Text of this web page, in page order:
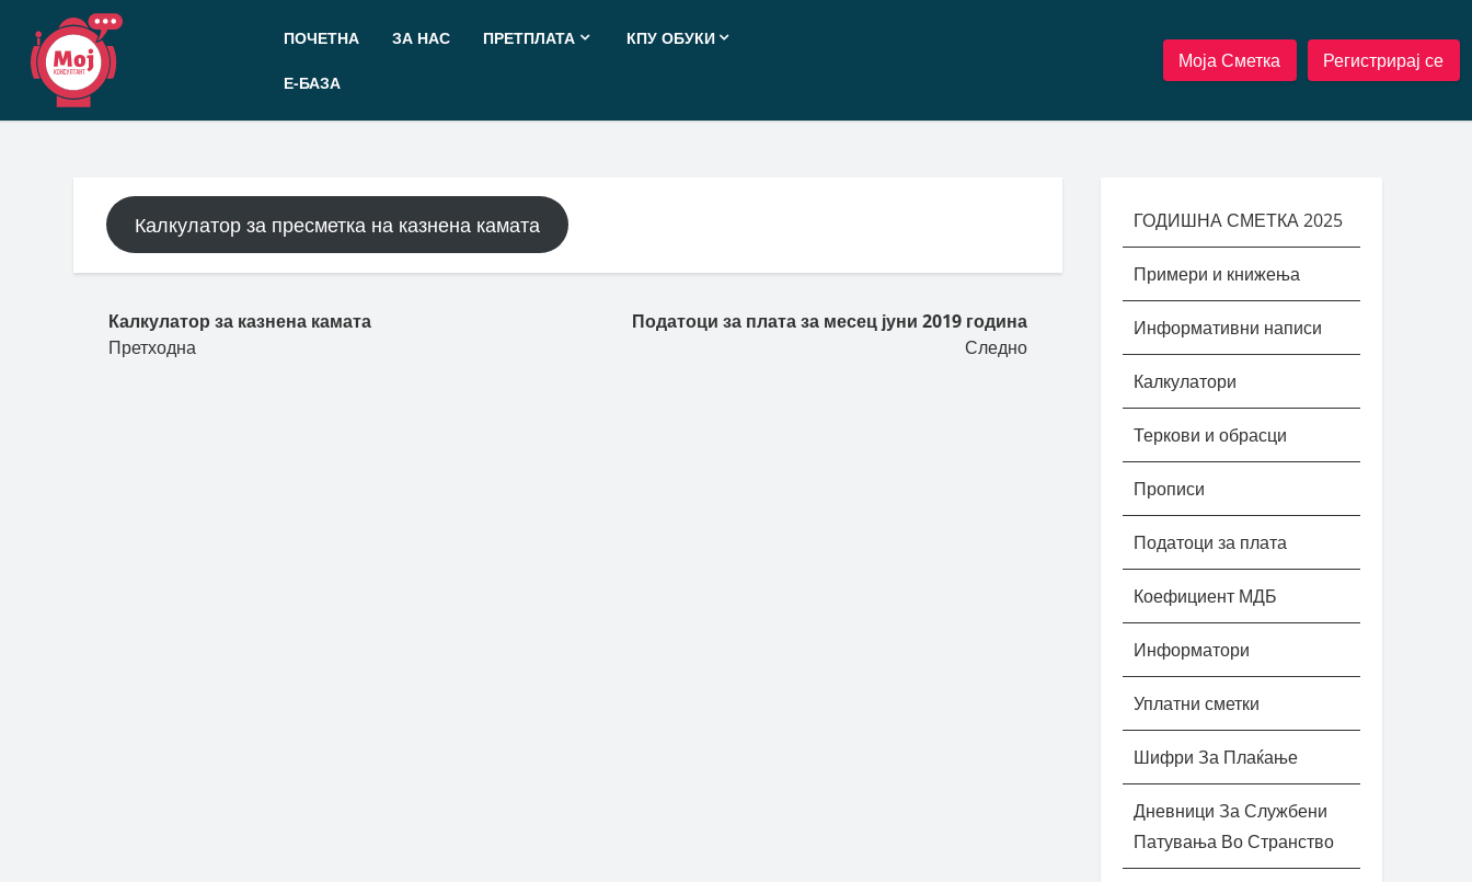
Прескокнете
содржината
ПОЧЕТНА ЗА НАС ПРЕТПЛАТА КПУ ОБУКИ
Е-БАЗА
Моја Сметка Регистрирај се
Калкулатор за пресметка на казнена камата
Калкулатор за казнена камата
Претходна
Податоци за плата за месец јуни 2019 година
Следно
ГОДИШНА СМЕТКА 2025
Примери и книжења
Информативни написи
Калкулатори
Теркови и обрасци
Прописи
Податоци за плата
Коефициент МДБ
Информатори
Уплатни сметки
Шифри За Плаќање
Дневници За Службени
Патувања Во Странство